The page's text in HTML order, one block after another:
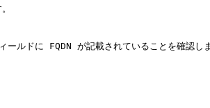
ドに FQDN が記載されていることを確認しま